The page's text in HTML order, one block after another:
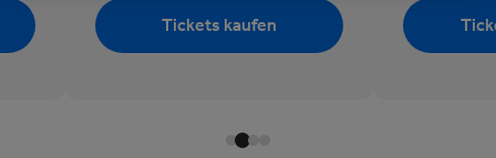
Tickets kaufen